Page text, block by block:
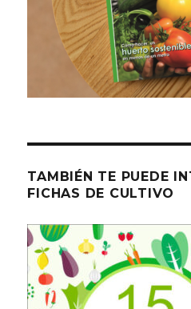
TAMBIÉN TE PUEDE
FICHAS DE CULTIVO